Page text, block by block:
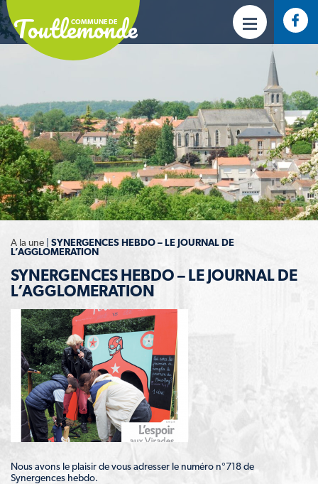
COMMUNE DE
Toutlemonde
A la une
SYNERGENCES HEBDO – LE JOURNAL DE
L’AGGLOMERATION
SYNERGENCES HEBDO – LE JOURNAL DE
L’AGGLOMERATION
Nous avons le plaisir de vous adresser le numéro n°718 de
Synergences hebdo.